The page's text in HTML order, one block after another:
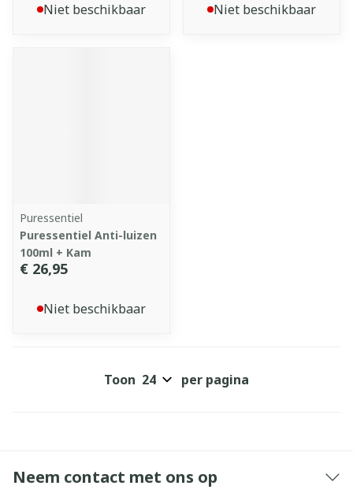
Niet beschikbaar Niet beschikbaar
Puressentiel
Puressentiel Anti-luizen
100ml + Kam
€ 26,95
Niet beschikbaar
Toon per pagina
Neem contact met ons op